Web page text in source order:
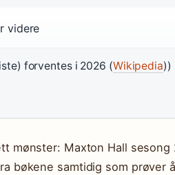
videre
forventes i 2026 (Wikipedia))
mønster: Maxton Hall sesong
bøkene samtidig som prøver å